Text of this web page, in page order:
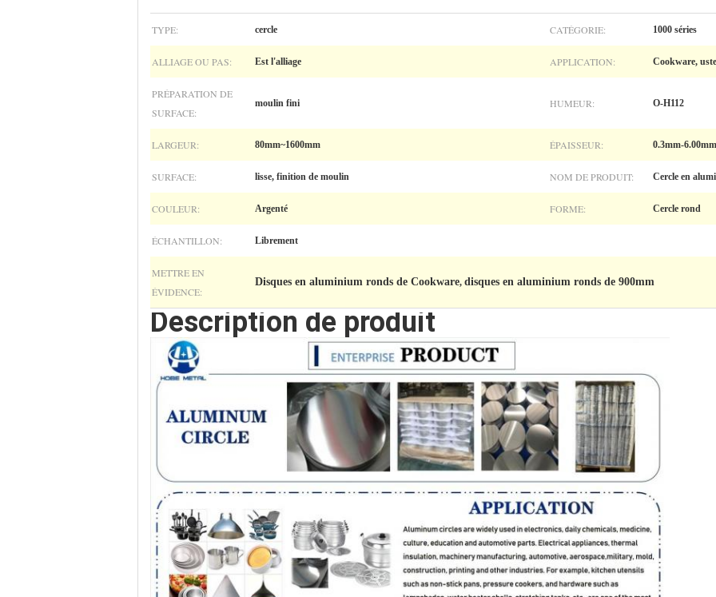
TYPE: cercle CATÉGORIE: 1000 séries
ALLIAGE OU PAS: Est l'alliage APPLICATION: Cookware,
PRÉPARATION DE
SURFACE:
moulin fini HUMEUR: O-H112
LARGEUR: 80mm~1600mm ÉPAISSEUR: 0.3mm-6.00mm
SURFACE: lisse, finition de moulin NOM DE PRODUIT: Cercle en
COULEUR: Argenté FORME: Cercle rond
ÉCHANTILLON: Librement
METTRE EN
ÉVIDENCE:
Disques en aluminium ronds de Cookware, disques en aluminium ronds de 900mm
Description de produit